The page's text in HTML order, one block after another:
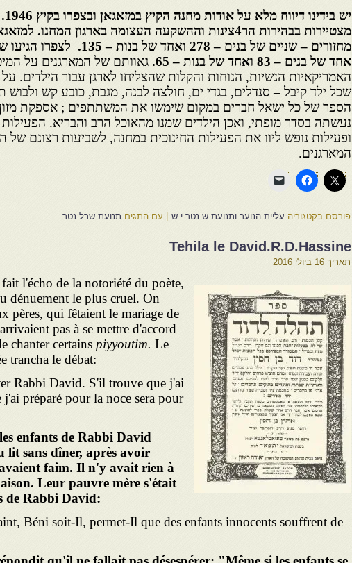
יש
מצטיירות בבהירות הר4צינות וההשקעה העצומה בארגון המחנו.
מחזורים – שניים של בנים – 278 ואחד של
אחד של בנים – 83 ואחד של בנות – 65.
גאוותם של המארגנים על
האמריקאיות הנשיות, הנוחות והקלות שהצליחו לארגן עבור הילדים.
שכל ילד קיבל – סנדלים, בגדי ים, חולצה לבנה, מגבת, כובע קש ולבוש
הספר של כל ישאל חברים במקום שימשו את המשתתפים ; אספקת מזון
נעשתה בסדר מופתי, ואכן הילדים שמנו מהאוכל הרב והבריא.
ופעילות נופש ליוו את הפעילות החינוכית במחנה, לשביעות רצונם של
המארגנים.
פורסם בקטגוריה עליית הנוער ותנועת ש.נטר-י.ש עם התגים תנועת שרל נטר
Tehila le David.R.D.Hassine
תאריך 16 ביולי 2016
l'écho de la notoriété du poète,
dénuement le plus cruel. On
pères, qui fêtaient le mariage de
pas à se mettre d'accord
chanter certains piyyoutim. Le
trancha le débat:
Rabbi David. S'il trouve que j'ai
préparé pour la noce sera pour
enfants de Rabbi David
lit sans dîner, après avoir
faim. Il n'y avait rien à
Leur pauvre mère s'était
de Rabbi David:
Béni soit-Il, permet-Il que des enfants innocents souffrent de